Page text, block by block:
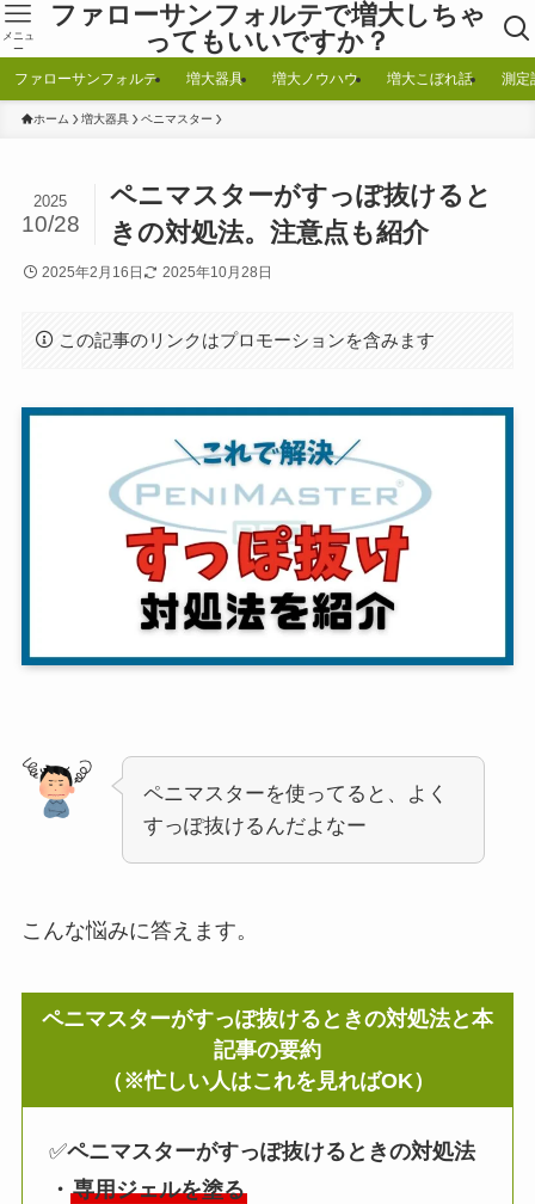
ファローサンフォルテで増大しちゃ
ってもいいですか？
メニュ
ー
ファローサンフォルテ 増大器具 増大ノウハウ 増大こぼれ話 測定
ホーム 増大器具 ペニマスター
ペニマスターがすっぽ抜けると
きの対処法。注意点も紹介
2025
10/28
2025年2月16日 2025年10月28日
この記事のリンクはプロモーションを含みます
ペニマスターを使ってると、よく
すっぽ抜けるんだよなー
こんな悩みに答えます。
ペニマスターがすっぽ抜けるときの対処法と本
記事の要約
（※忙しい人はこれを見ればOK）
✅ペニマスターがすっぽ抜けるときの対処法
・専用ジェルを塗る